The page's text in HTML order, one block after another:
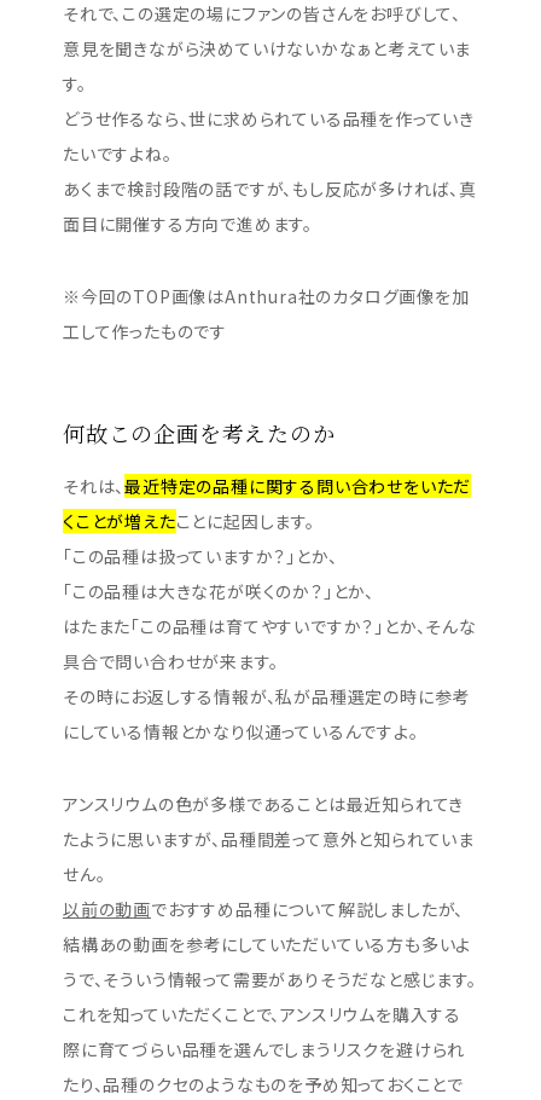
それで、この選定の場にファンの皆さんをお呼びして、
意見を聞きながら決めていけないかなぁと考えていま
す。
どうせ作るなら、世に求められている品種を作っていき
たいですよね。
あくまで検討段階の話ですが、もし反応が多ければ、真
面目に開催する方向で進めます。
※今回のTOP画像はAnthura社のカタログ画像を加
工して作ったものです
何故この企画を考えたのか
それは、最近特定の品種に関する問い合わせをいただ
くことが増えたことに起因します。
「この品種は扱っていますか？」とか、
「この品種は大きな花が咲くのか？」とか、
はたまた「この品種は育てやすいですか？」とか、そんな
具合で問い合わせが来ます。
その時にお返しする情報が、私が品種選定の時に参考
にしている情報とかなり似通っているんですよ。
アンスリウムの色が多様であることは最近知られてき
たように思いますが、品種間差って意外と知られていま
せん。
以前の動画でおすすめ品種について解説しましたが、
結構あの動画を参考にしていただいている方も多いよ
うで、そういう情報って需要がありそうだなと感じます。
これを知っていただくことで、アンスリウムを購入する
際に育てづらい品種を選んでしまうリスクを避けられ
たり、品種のクセのようなものを予め知っておくことで